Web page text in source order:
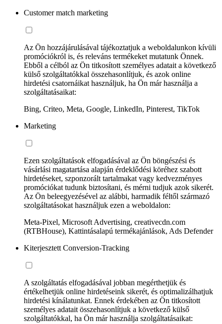
Customer match marketing
Az Ön hozzájárulásával tájékoztatjuk a weboldalunkon kívüli
promóciókról is, és releváns termékeket mutatunk Önnek.
Ebből a célból az Ön titkosított személyes adatait a következő
külső szolgáltatókkal összehasonlítjuk, és azok online
hirdetési csatornáikat használjuk, ha Ön már használja a
szolgáltatásaikat:
Bing, Criteo, Meta, Google, LinkedIn, Pinterest, TikTok
Marketing
Ezen szolgáltatások elfogadásával az Ön böngészési és
vásárlási magatartása alapján érdeklődési köréhez szabott
hirdetéseket, szponzorált tartalmakat vagy kedvezményes
promóciókat tudunk biztosítani, és mérni tudjuk azok sikerét.
Az Ön beleegyezésével az alábbi, harmadik féltől származó
szolgáltatásokat használjuk ezen a weboldalon:
Meta-Pixel, Microsoft Advertising, creativecdn.com
(RTBHouse), Kattintásalapú termékajánlások, Ads Defender
Kiterjesztett Conversion-Tracking
A szolgáltatás elfogadásával jobban megérthetjük és
értékelhetjük online hirdetéseink sikerét, és optimalizálhatjuk
hirdetési kínálatunkat. Ennek érdekében az Ön titkosított
személyes adatait összehasonlítjuk a következő külső
szolgáltatókkal, ha Ön már használja szolgáltatásaikat: